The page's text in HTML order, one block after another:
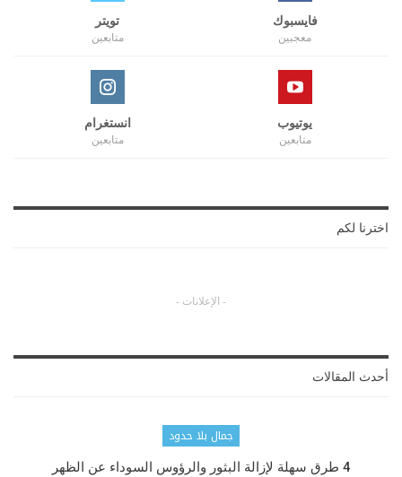
فايسبوك
معجبين
تويتر
متابعين
يوتيوب
متابعين
انستغرام
متابعين
اخترنا لكم
- الإعلانات -
أحدث المقالات
جمال بلا حدود
4 طرق سهلة لإزالة البثور والرؤوس السوداء عن الظهر